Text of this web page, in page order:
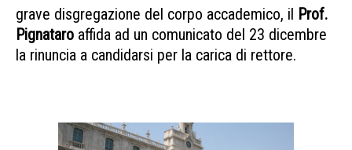
grave disgregazione del corpo accademico, il Prof.
Pignataro affida ad un comunicato del 23 dicembre
la rinuncia a candidarsi per la carica di rettore.